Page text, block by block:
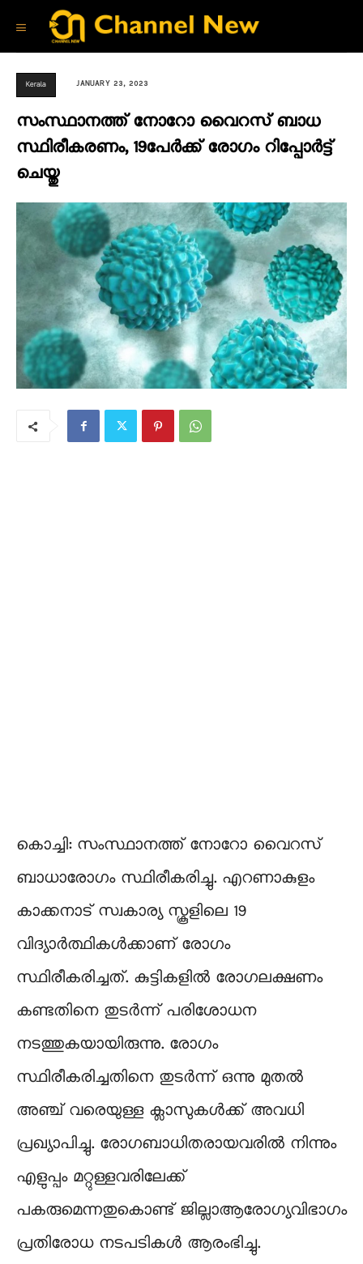
Kerala JANUARY 23, 2023
സംസ്ഥാനത്ത് നോറോ വൈറസ് ബാധ
സ്ഥിരീകരണം, 19പേർക്ക് രോഗം റിപ്പോർട്ട്
ചെയ്തു
കൊച്ചി: സംസ്ഥാനത്ത് നോറോ വൈറസ്
ബാധാരോഗം സ്ഥിരീകരിച്ചു. എറണാകുളം
കാക്കനാട് സ്വകാര്യ സ്കൂളിലെ 19
വിദ്യാർത്ഥികൾക്കാണ് രോഗം
സ്ഥിരീകരിച്ചത്. കുട്ടികളിൽ രോഗലക്ഷണം
കണ്ടതിനെ തുടർന്ന് പരിശോധന
നടത്തുകയായിരുന്നു. രോഗം
സ്ഥിരീകരിച്ചതിനെ തുടർന്ന് ഒന്നു മുതൽ
അഞ്ച് വരെയുള്ള ക്ലാസുകൾക്ക് അവധി
പ്രഖ്യാപിച്ചു. രോഗബാധിതരായവരിൽ നിന്നും
എളുപ്പം മറ്റുള്ളവരിലേക്ക്
പകരുമെന്നതുകൊണ്ട് ജില്ലാആരോഗ്യവിഭാഗം
പ്രതിരോധ നടപടികൾ ആരംഭിച്ചു.